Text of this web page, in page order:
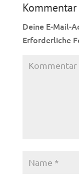
Deine E-Mail-
Erforderliche